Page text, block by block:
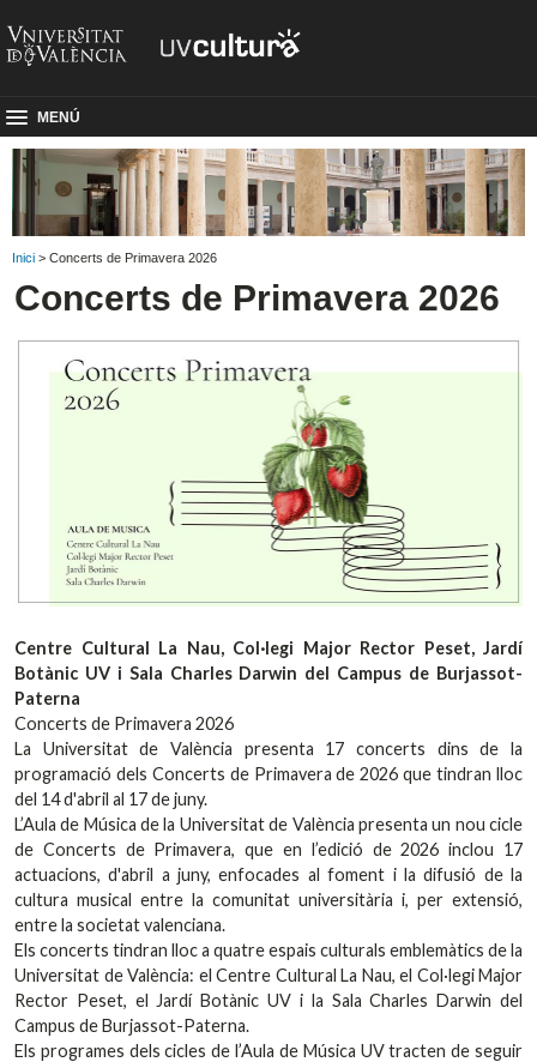
MENÚ
Inici > Concerts de Primavera 2026
Concerts de Primavera 2026
Centre Cultural La Nau, Col·legi Major Rector Peset, Jardí
Botànic UV i Sala Charles Darwin del Campus de Burjassot-
Paterna
Concerts de Primavera 2026
La Universitat de València presenta 17 concerts dins de la
programació dels Concerts de Primavera de 2026 que tindran lloc
del 14 d'abril al 17 de juny.
L’Aula de Música de la Universitat de València presenta un nou cicle
de Concerts de Primavera, que en l’edició de 2026 inclou 17
actuacions, d'abril a juny, enfocades al foment i la difusió de la
cultura musical entre la comunitat universitària i, per extensió,
entre la societat valenciana.
Els concerts tindran lloc a quatre espais culturals emblemàtics de la
Universitat de València: el Centre Cultural La Nau, el Col·legi Major
Rector Peset, el Jardí Botànic UV i la Sala Charles Darwin del
Campus de Burjassot-Paterna.
Els programes dels cicles de l’Aula de Música UV tracten de seguir